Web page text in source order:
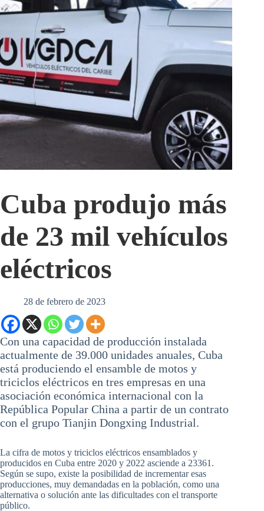
Cuba produjo más
de 23 mil vehículos
eléctricos
28 de febrero de 2023
Con una capacidad de producción instalada
actualmente de 39.000 unidades anuales, Cuba
está produciendo el ensamble de motos y
triciclos eléctricos en tres empresas en una
asociación económica internacional con la
República Popular China a partir de un contrato
con el grupo Tianjin Dongxing Industrial.
La cifra de motos y triciclos eléctricos ensamblados y
producidos en Cuba entre 2020 y 2022 asciende a 23361.
Según se supo, existe la posibilidad de incrementar esas
producciones, muy demandadas en la población, como una
alternativa o solución ante las dificultades con el transporte
público.